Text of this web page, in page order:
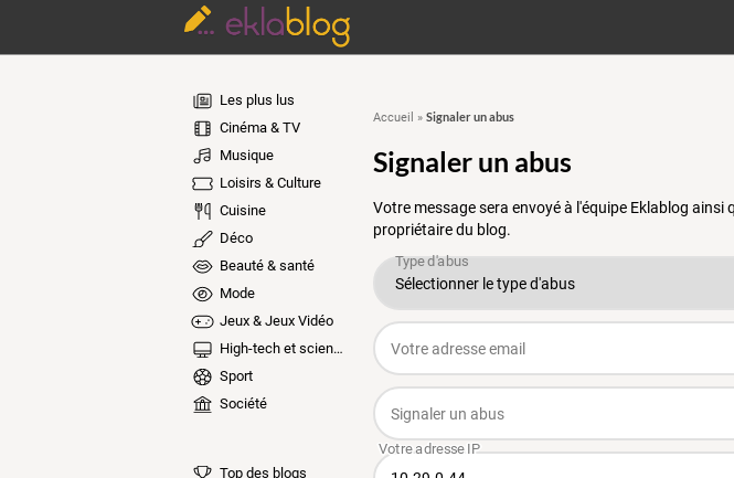
Les plus lus
Cinéma & TV
Musique
Loisirs & Culture
Cuisine
Déco
Beauté & santé
Mode
Jeux & Jeux Vidéo
High-tech et sciences
Sport
Société
Top des blogs
Accueil » Signaler un abus
Signaler un abus
Votre message sera envoyé à l'équipe Eklablog
propriétaire du blog.